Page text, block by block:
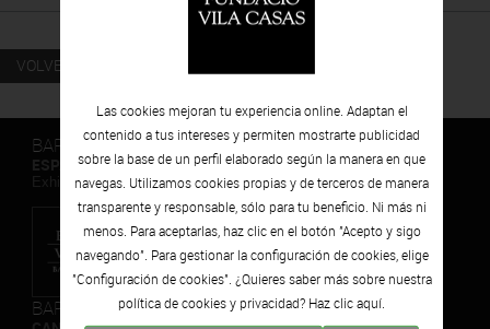
VOLVER
BARCELONA
ESPAIS VOLART
Exhibiciones temporales Arte Contemporáneo
BARCELONA
Las cookies mejoran tu experiencia online. Adaptan el
contenido a tus intereses y permiten mostrarte publicidad
sobre la base de un perfil elaborado según la manera en que
navegas. Utilizamos cookies propias y de terceros de manera
transparente y responsable, sólo para tu beneficio. Ni más ni
menos. Para aceptarlas, haz clic en el botón "Acepto y sigo
navegando". Para gestionar la configuración de cookies, elige
"Configuración de cookies". ¿Quieres saber más sobre nuestra
política de cookies y privacidad? Haz clicaquí.